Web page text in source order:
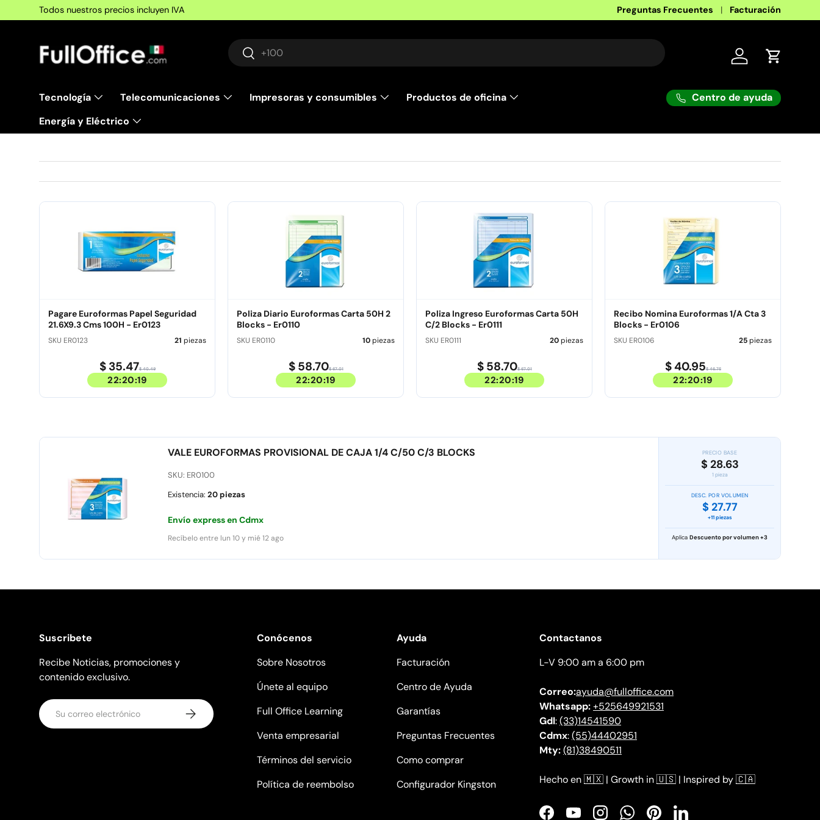
Ir al contenido
Todos nuestros precios incluyen IVA Factura 100% mexicana
Preguntas Frecuentes Facturación
Buscar
Buscar
Iniciar sesión
Carrito
Tecnología Telecomunicaciones Impresoras y consumibles
Productos de oficina
Energía y Eléctrico
Centro de ayuda
Pagare Euroformas Papel Seguridad
21.6X9.3 Cms 100H - Er0123
SKU ER0123 21 piezas
$ 35.47$ 40.49
22:20:18
Poliza Diario Euroformas Carta 50H 2
Blocks - Er0110
SKU ER0110 10piezas
$ 58.70$ 67.01
22:20:18
Poliza Ingreso Euroformas Carta 50H
C/2 Blocks - Er0111
SKU ER0111 20piezas
$ 58.70$ 67.01
22:20:18
Recibo Nomina Euroformas 1/A Cta 3
Blocks - Er0106
SKU ER0106 25piezas
$ 40.95$ 46.75
22:20:18
VALE EUROFORMAS PROVISIONAL DE CAJA 1/4 C/50 C/3 BLOCKS
SKU: ER0100
Existencia: 20 piezas
Envío express en Cdmx
Recíbelo entre lun 10 y mié 12 ago
PRECIO BASE
$ 28.63
1 pieza
DESC. POR VOLUMEN
$ 27.77
+11 piezas
Aplica Descuento por volumen +3
Suscribete
Recibe Noticias, promociones y
contenido exclusivo.
Correo electrónico Suscribirse
Conócenos
Sobre Nosotros
Únete al equipo
Full Office Learning
Venta empresarial
Términos del servicio
Política de reembolso
Ayuda
Facturación
Centro de Ayuda
Garantías
Preguntas Frecuentes
Como comprar
Configurador Kingston
Contactanos
L-V 9:00 am a 6:00 pm
Correo:ayuda@fulloffice.com
Whatsapp:+525649921531
Gdl:(33)14541590
Cdmx:(55)44402951
Mty:(81)38490511
Hecho en🇲🇽| Growth in🇺🇸| Inspired by🇨🇦